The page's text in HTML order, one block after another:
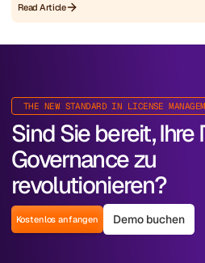
Read Article
THE NEW STANDARD IN LICENSE
Sind Sie bereit, Ihre
Governance zu
revolutionieren?
Kostenlos anfangen Demo buchen